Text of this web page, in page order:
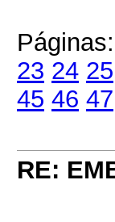
Páginas:
23 24 25
45 46 47
RE: